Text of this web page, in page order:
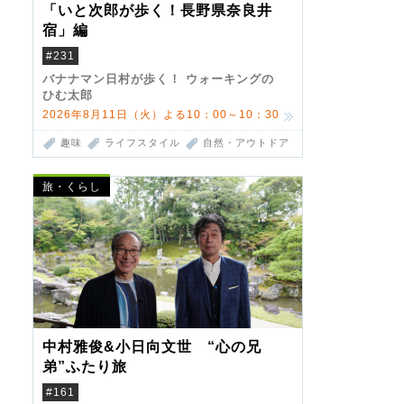
「いと次郎が歩く！長野県奈良井
宿」編
#231
バナナマン日村が歩く！ ウォーキングの
ひむ太郎
2026年8月11日（火）よる10：00～10：30
趣味 ライフスタイル 自然・アウトドア
旅・くらし
中村雅俊&小日向文世 “心の兄
弟”ふたり旅
#161